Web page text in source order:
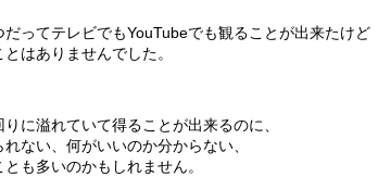
だってテレビでもYouTubeでも観ることが出来たけど
はありませんでした。
に溢れていて得ることが出来るのに、
ない、何がいいのか分からない、
も多いのかもしれません。